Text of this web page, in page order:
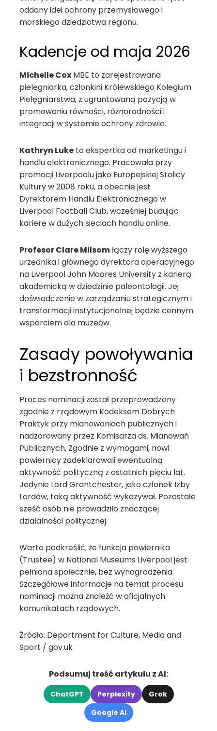
oddany idei ochrony przemysłowego i
morskiego dziedzictwa regionu.
Kadencje od maja 2026
Michelle Cox MBE to zarejestrowana
pielęgniarka, członkini Królewskiego Kolegium
Pielęgniarstwa, z ugruntowaną pozycją w
promowaniu równości, różnorodności i
integracji w systemie ochrony zdrowia.
Kathryn Luke to ekspertka od marketingu i
handlu elektronicznego. Pracowała przy
promocji Liverpoolu jako Europejskiej Stolicy
Kultury w 2008 roku, a obecnie jest
Dyrektorem Handlu Elektronicznego w
Liverpool Football Club, wcześniej budując
karierę w dużych sieciach handlu online.
Profesor Clare Milsomłączy rolę wyższego
urzędnika i głównego dyrektora operacyjnego
na Liverpool John Moores University z karierą
akademicką w dziedzinie paleontologii. Jej
doświadczenie w zarządzaniu strategicznym i
transformacji instytucjonalnej będzie cennym
wsparciem dla muzeów.
Zasady powoływania
i bezstronność
Proces nominacji został przeprowadzony
zgodnie z rządowym Kodeksem Dobrych
Praktyk przy mianowaniach publicznych i
nadzorowany przez Komisarza ds. Mianowań
Publicznych. Zgodnie z wymogami, nowi
powiernicy zadeklarowali ewentualną
aktywność polityczną z ostatnich pięciu lat.
Jedynie Lord Grantchester, jako członek Izby
Lordów, taką aktywność wykazywał. Pozostałe
sześć osób nie prowadziło znaczącej
działalności politycznej.
Warto podkreślić, że funkcja powiernika
(Trustee) w National Museums Liverpool jest
pełniona społecznie, bez wynagrodzenia.
Szczegółowe informacje na temat procesu
nominacji można znaleźć w oficjalnych
komunikatach rządowych.
Źródło: Department for Culture, Media and
Sport / gov.uk
Podsumuj treść artykułu z AI:
ChatGPT Perplexity
Grok
Google AI